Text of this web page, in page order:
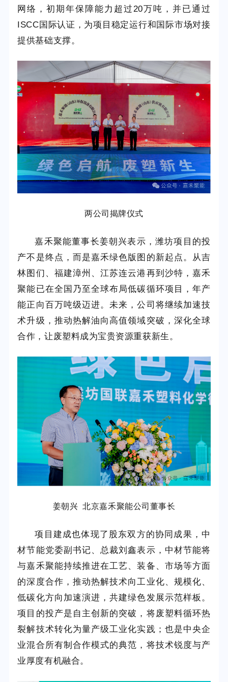
网络，初期年保障能力超过20万吨，并已通过
ISCC国际认证，为项目稳定运行和国际市场对接
提供基础支撑。
两公司揭牌仪式
嘉禾聚能董事长姜朝兴表示，潍坊项目的投
产不是终点，而是嘉禾绿色版图的新起点。从吉
林图们、福建漳州、江苏连云港再到沙特，嘉禾
聚能已在全国乃至全球布局低碳循环项目，年产
能正向百万吨级迈进。未来，公司将继续加速技
术升级，推动热解油向高值领域突破，深化全球
合作，让废塑料成为宝贵资源重获新生。
姜朝兴 北京嘉禾聚能公司董事长
项目建成也体现了股东双方的协同成果，中
材节能党委副书记、总裁刘鑫表示，中材节能将
与嘉禾聚能持续推进在工艺、装备、市场等方面
的深度合作，推动热解技术向工业化、规模化、
低碳化方向加速演进，共建绿色发展示范样板。
项目的投产是自主创新的突破，将废塑料循环热
裂解技术转化为量产级工业化实践；也是中央企
业混合所有制合作模式的典范，将技术锐度与产
业厚度有机融合。